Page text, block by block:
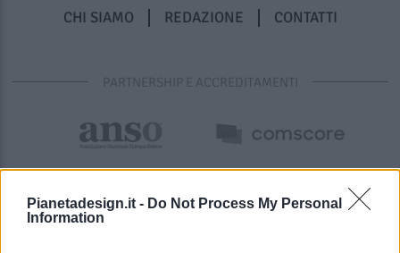
Pianetadesign.it - Do Not Process My Personal
Information
CHI SIAMO REDAZIONE CONTATTI
PARTNERSHIP E ACCREDITAMENTI